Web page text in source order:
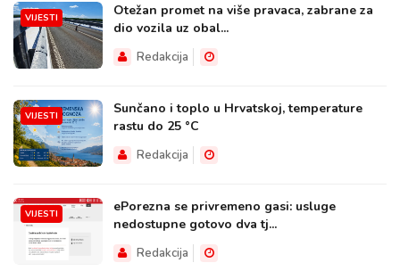
VIJESTI
Otežan promet na više pravaca, zabrane za
dio vozila uz obal...
Redakcija
VIJESTI
Sunčano i toplo u Hrvatskoj, temperature
rastu do 25 °C
Redakcija
VIJESTI
ePorezna se privremeno gasi: usluge
nedostupne gotovo dva tj...
Redakcija